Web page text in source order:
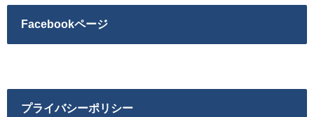
Facebookページ
プライバシーポリシー